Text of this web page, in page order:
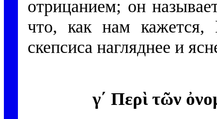
отрицанием; он
что, как нам
скепсиса нагляднее и
γ´ Περὶ τῶν